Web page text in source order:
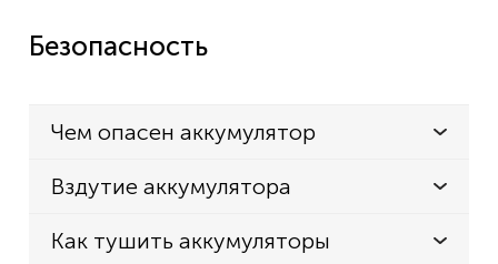
Безопасность
Чем опасен аккумулятор
Вздутие аккумулятора
Как тушить аккумуляторы